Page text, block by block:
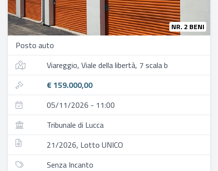
NR. 2 BENI
Posto auto
Viareggio, Viale della libertà, 7 scala b
€ 159.000,00
05/11/2026 - 11:00
Tribunale di Lucca
21/2026, Lotto UNICO
Senza Incanto